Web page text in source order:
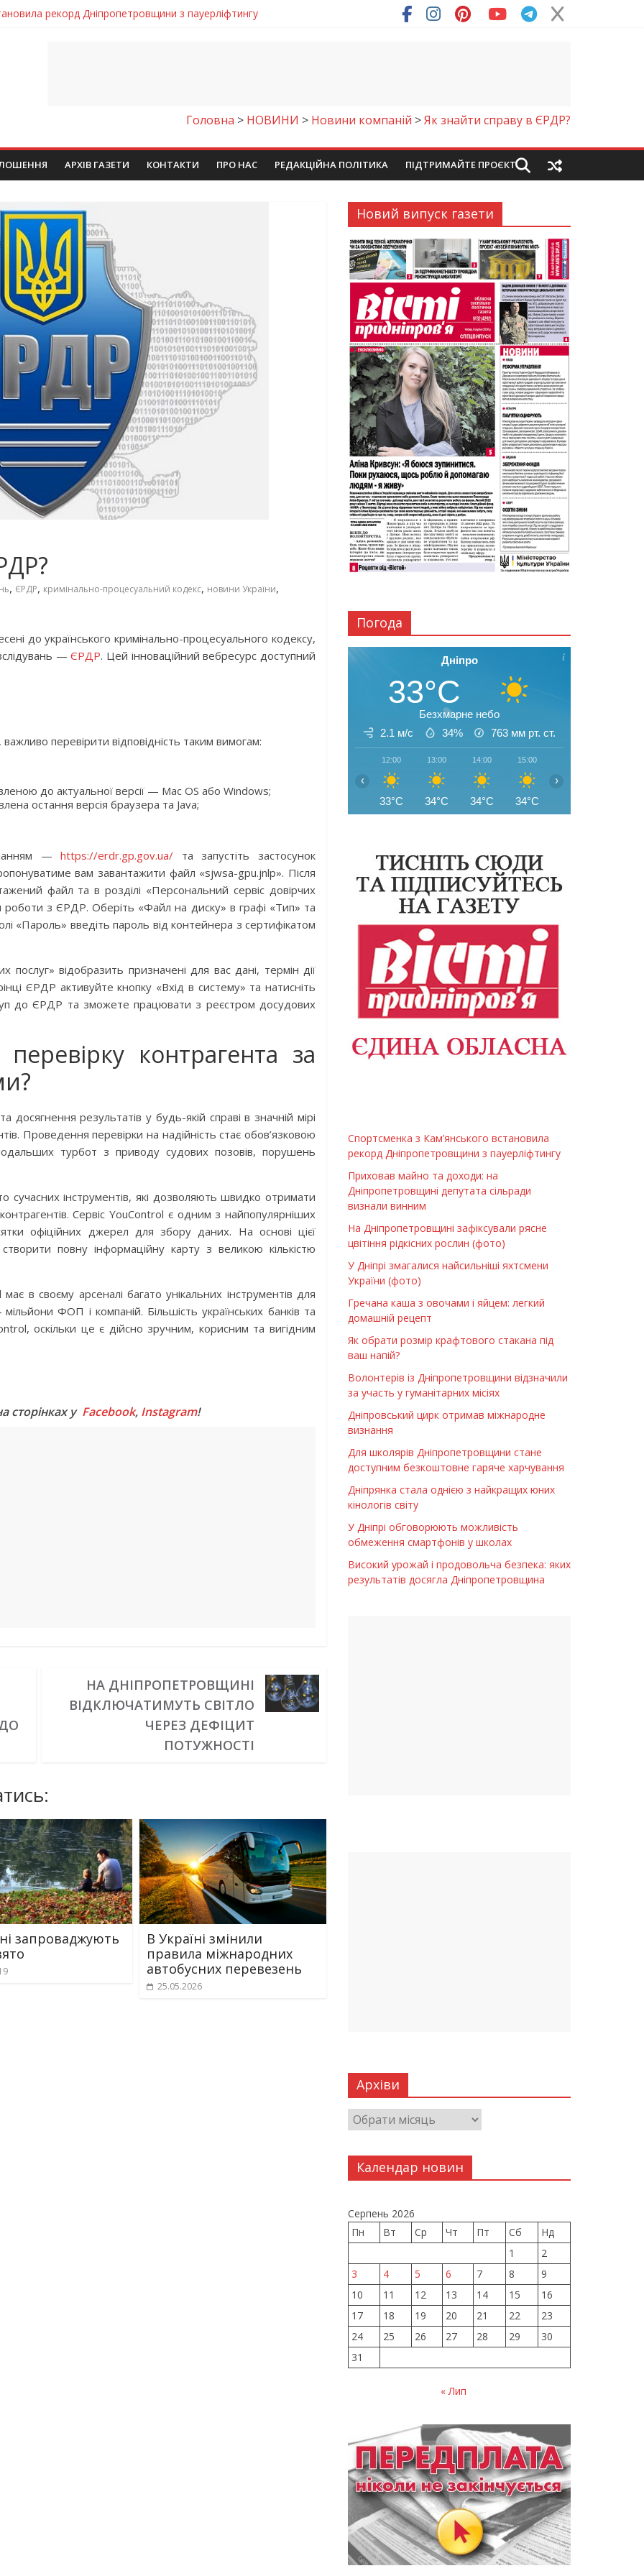
депутата сільради визнали винним
України (фото)
домашній рецепт
Головна > НОВИНИ > Новини компаній >Як знайти справу в ЄРДР?
АРХІВ ГАЗЕТИ КОНТАКТИ ПРО НАС РЕДАКЦІЙНА ПОЛІТИКА ПІДТРИМАЙТЕ ПРОЄКТ
, ЄРДР, кримінально-процесуальний кодекс, новини України,
до українського кримінально-процесуального кодексу,
—ЄРДР. Цей інноваційний вебресурс доступний
перевірити відповідність таким вимогам:
до актуальної версії — Mac OS або Windows;
остання версія браузера та Java;
—https://erdr.gp.gov.ua/ та запустіть застосунок
вам завантажити файл «sjwsa-gpu.jnlp». Після
файл та в розділі «Персональний сервіс довірчих
роботи з ЄРДР. Оберіть «Файл на диску» в графі «Тип» та
«Пароль» введіть пароль від контейнера з сертифікатом
послуг» відобразить призначені для вас дані, термін дії
ЄРДР активуйте кнопку «Вхід в систему» та натисніть
до ЄРДР та зможете працювати з реєстром досудових
контрагента за
досягнення результатів у будь-якій справі в значній мірі
Проведення перевірки на надійність стає обов’язковою
турбот з приводу судових позовів, порушень
сучасних інструментів, які дозволяють швидко отримати
Сервіс YouControl є одним з найпопулярніших
офіційних джерел для збору даних. На основі цієї
повну інформаційну карту з великою кількістю
в своєму арсеналі багато унікальних інструментів для
ФОП і компаній. Більшість українських банків та
оскільки це є дійсно зручним, корисним та вигідним
сторінках у Facebook, Instagram!
НА ДНІПРОПЕТРОВЩИНІ
ВІДКЛЮЧАТИМУТЬ СВІТЛО
ЧЕРЕЗ ДЕФІЦИТ
ПОТУЖНОСТІ
запроваджують
В Україні змінили
правила міжнародних
автобусних перевезень
25.05.2026
Новий випуск газети
Погода
Дніпро
33°C
Безхмарне небо
2.1 м/с
34% 763 мм рт. ст.
12:00
33°C
13:00
34°C
14:00
34°C
15:00
34°C
‹ ›
Спортсменка з Кам’янського встановила
рекорд Дніпропетровщини з пауерліфтингу
Приховав майно та доходи: на
Дніпропетровщині депутата сільради
визнали винним
На Дніпропетровщині зафіксували рясне
цвітіння рідкісних рослин (фото)
У Дніпрі змагалися найсильніші яхтсмени
України (фото)
Гречана каша з овочами і яйцем: легкий
домашній рецепт
Як обрати розмір крафтового стакана під
ваш напій?
Волонтерів із Дніпропетровщини відзначили
за участь у гуманітарних місіях
Дніпровський цирк отримав міжнародне
визнання
Для школярів Дніпропетровщини стане
доступним безкоштовне гаряче харчування
Дніпрянка стала однією з найкращих юних
кінологів світу
У Дніпрі обговорюють можливість
обмеження смартфонів у школах
Високий урожай і продовольча безпека: яких
результатів досягла Дніпропетровщина
Архіви
Календар новин
Серпень 2026
Пн
Вт Ср Чт Пт Сб
Нд
1
2
3
4 5 6 7 8
9
10
11 12 13 14 15
16
17
18 19 20 21 22
23
24
25 26 27 28 29
30
31
« Лип